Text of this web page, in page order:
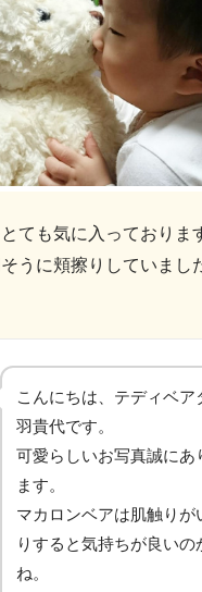
ても気に入っておりま
うに頬擦りしていまし
こんにちは、テディベア
羽貴代です。
可愛らしいお写真誠にあ
ます。
マカロンベアは肌触りが
りすると気持ちが良いの
ね。